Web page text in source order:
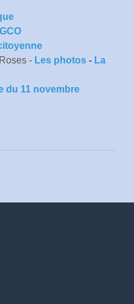
- Les photos - La
du 11 novembre